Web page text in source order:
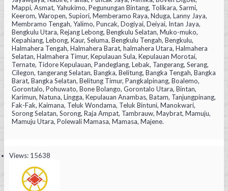
Mappi, Asmat, Yahukimo, Pegunungan Bintang, Tolikara, Sarmi,
Keerom, Waropen, Supiori, Memberamo Raya, Nduga, Lanny Jaya,
Membramo Tengah, Yalimo, Puncak, Dogiyai, Deiyai, Intan Jaya,
Bengkulu Utara, Rejang Lebong, Bengkulu Selatan, Muko-muko,
Kepahiang, Lebong, Kaur, Seluma, Bengkulu Tengah, Bengkulu,
Halmahera Tengah, Halmahera Barat, halmahera Utara, Halmahera
Selatan, Halmahera Timur, Kepulauan Sula, Kepulauan Morotai,
Ternate, Tidore Kepulauan, Pandeglang, Lebak, Tangerang, Serang,
Cilegon, tangerang Selatan, Bangka, Belitung, Bangka Tengah, Bangka
Barat, Bangka Selatan, Belitung Timur, Pangkalpinang, Boalemo,
Gorontalo, Pohuwato, Bone Bolango, Gorontalo Utara, Bintan,
Karimun, Natuna, Lingga, Kepulauan Anambas, Batam, Tanjungpinang,
Fak-Fak, Kaimana, Teluk Wondama, Teluk Bintuni, Manokwari,
Sorong Selatan, Sorong, Raja Ampat, Tambrauw, Maybrat, Mamuju,
Mamuju Utara, Polewali Mamasa, Mamasa, Majene.
Views: 15638